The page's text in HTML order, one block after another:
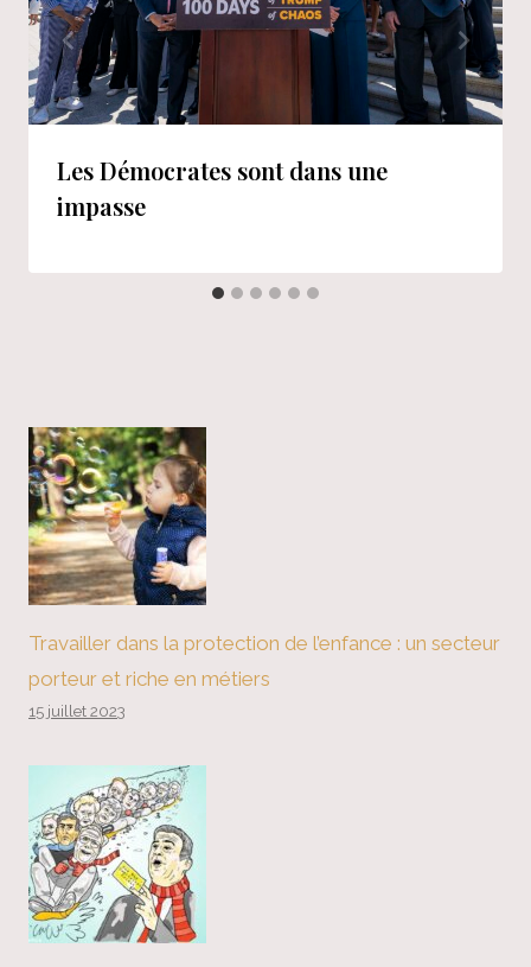
Les Démocrates sont dans une
impasse
Travailler dans la protection de l’enfance : un secteur
porteur et riche en métiers
15 juillet 2023